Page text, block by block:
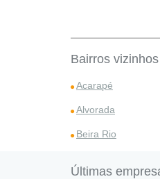
Bairros vizinhos
Acarapé
Alvorada
Beira Rio
Últimas